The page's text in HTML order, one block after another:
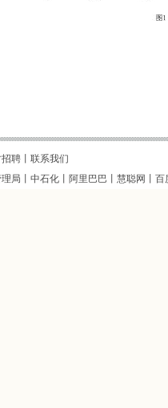
招聘
联系我们
局 中石化 阿里巴巴 慧聪网 百